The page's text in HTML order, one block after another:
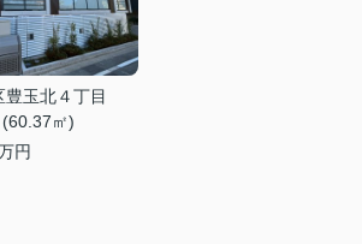
豊玉北４丁目
㎡)
円